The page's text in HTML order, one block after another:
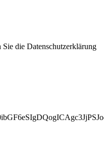
die Datenschutzerklärung